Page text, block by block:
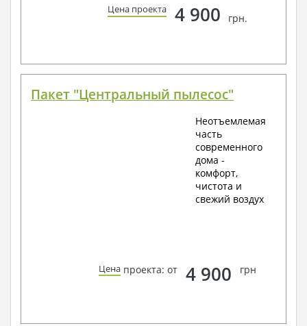
Цена проекта 4 900 грн.
Пакет "Центральный пылесос"
Неотъемлемая
часть
современного
дома -
комфорт,
чистота и
свежий воздух
Цена проекта: от 4 900 грн